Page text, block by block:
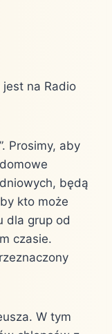
jest na Radio
Prosimy, aby
będą
kto może
dla grup od
czasie.
W tym